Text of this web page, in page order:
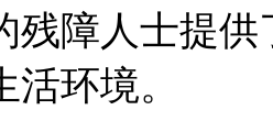
残障人士提
环境。